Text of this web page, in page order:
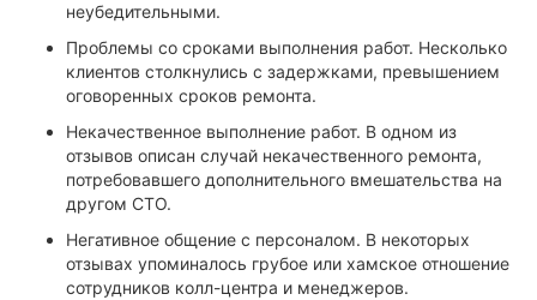
неубедительными.
Проблемы со сроками выполнения работ. Несколько
клиентов столкнулись с задержками, превышением
оговоренных сроков ремонта.
Некачественное выполнение работ. В одном из
отзывов описан случай некачественного ремонта,
потребовавшего дополнительного вмешательства на
другом СТО.
Негативное общение с персоналом. В некоторых
отзывах упоминалось грубое или хамское отношение
сотрудников колл-центра и менеджеров.